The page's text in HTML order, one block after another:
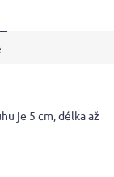
je 5 cm, délka až